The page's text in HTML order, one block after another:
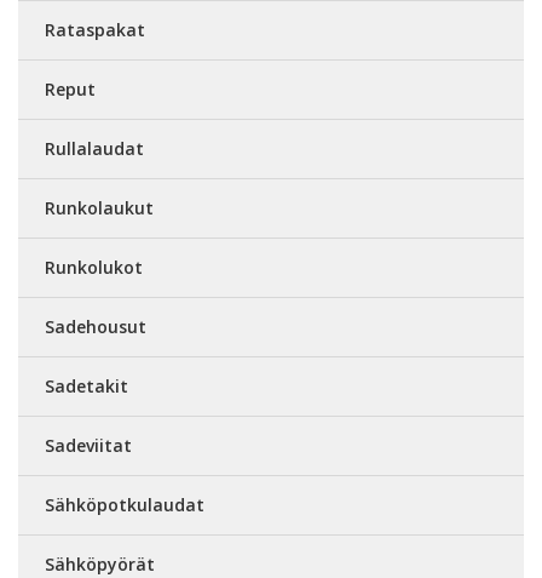
Rataspakat
Reput
Rullalaudat
Runkolaukut
Runkolukot
Sadehousut
Sadetakit
Sadeviitat
Sähköpotkulaudat
Sähköpyörät